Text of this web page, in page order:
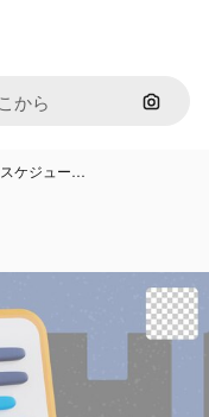
画像で
ケジュー…